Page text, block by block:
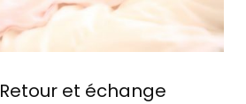
Retour et échange